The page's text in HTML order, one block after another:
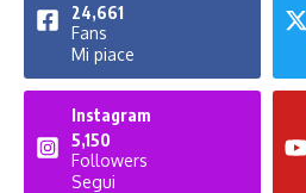
24,661
Fans
Mi piace
Instagram
5,150
Followers
Segui